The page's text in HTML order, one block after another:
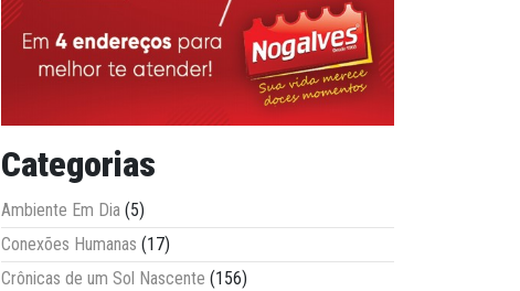
Categorias
Ambiente Em Dia (5)
Conexões Humanas (17)
Crônicas de um Sol Nascente (156)